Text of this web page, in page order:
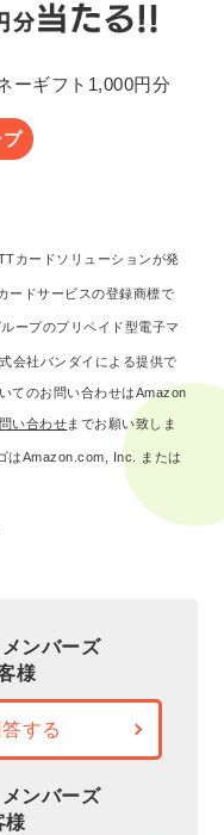
ーギフト1,000円分
プ
カードソリューションが発
ードサービスの登録商標で
ープのプリペイド型電子マ
会社バンダイによる提供で
てのお問い合わせはAmazon
い合わせまでお願い致しま
はAmazon.com, Inc. または
ンバーズ
様
する
ンバーズ
様